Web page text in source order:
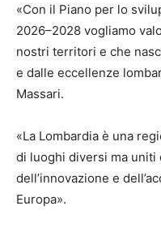
«Con il Piano per lo
2026–2028 vogliamo
nostri territori e che
e dalle eccellenze
Massari.
«La Lombardia è una
di luoghi diversi ma uniti
dell’innovazione e
Europa».